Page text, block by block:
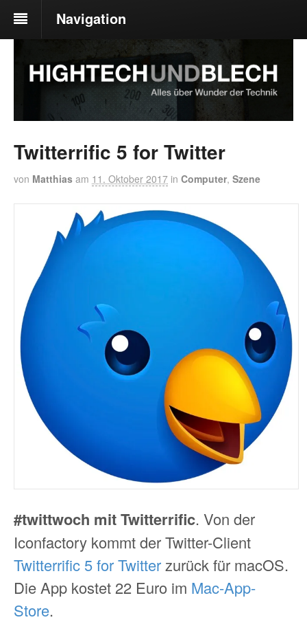
Navigation
Twitterrific 5 for Twitter
von Matthias am 11. Oktober 2017 in Computer, Szene
#twittwoch mit Twitterrific. Von der
Iconfactory kommt der Twitter-Client
Twitterrific 5 for Twitterzurück für macOS.
Die App kostet 22 Euro im Mac-App-
Store.